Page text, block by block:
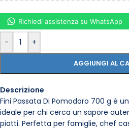
- +
AGGIUNGI AL
Richiedi assistenza su WhatsApp
Descrizione
Fini Passata Di Pomodoro 700 g è
ideale per chi cerca un sapore
piatti. Perfetta per famiglie, chef